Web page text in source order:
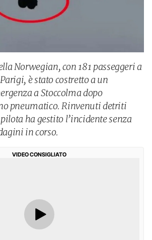
Norwegian, con 181 passeggeri a
è stato costretto a un
a Stoccolma dopo
pneumatico. Rinvenuti detriti
ha gestito l’incidente senza
in corso.
VIDEO CONSIGLIATO